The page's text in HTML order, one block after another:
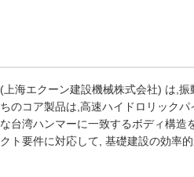
上海エクーン建設機械株式会社) は,
のコア製品は,高速ハイドロリック
台湾ハンマーに一致するボディ構
ト要件に対応して, 基礎建設の効率